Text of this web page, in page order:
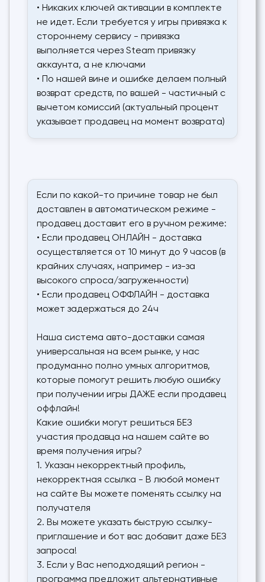
• Никаких ключей активации в комплекте
не идет. Если требуется у игры привязка к
стороннему сервису - привязка
выполняется через Steam привязку
аккаунта, а не ключами
• По нашей вине и ошибке делаем полный
возврат средств, по вашей - частичный с
вычетом комиссий (актуальный процент
указывает продавец на момент возврата)
Если по какой-то причине товар не был
доставлен в автоматическом режиме -
продавец доставит его в ручном режиме:
• Если продавец ОНЛАЙН - доставка
осуществляется от 10 минут до 9 часов (в
крайних случаях, например - из-за
высокого спроса/загруженности)
• Если продавец ОФФЛАЙН - доставка
может задержаться до 24ч
Наша система авто-доставки самая
универсальная на всем рынке, у нас
продуманно полно умных алгоритмов,
которые помогут решить любую ошибку
при получении игры ДАЖЕ если продавец
оффлайн!
Какие ошибки могут решиться БЕЗ
участия продавца на нашем сайте во
время получения игры?
1. Указан некорректный профиль,
некорректная ссылка - В любой момент
на сайте Вы можете поменять ссылку на
получателя
2. Вы можете указать быструю ссылку-
приглашение и бот вас добавит даже БЕЗ
запроса!
3. Если у Вас неподходящий регион -
программа предложит альтернативные